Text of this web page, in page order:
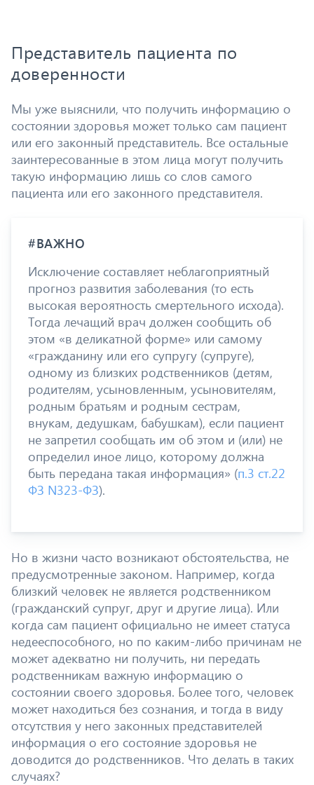
Представитель пациента по
доверенности
Мы уже выяснили, что получить информацию о
состоянии здоровья может только сам пациент
или его законный представитель. Все остальные
заинтересованные в этом лица могут получить
такую информацию лишь со слов самого
пациента или его законного представителя.
#ВАЖНО
Исключение составляет неблагоприятный
прогноз развития заболевания (то есть
высокая вероятность смертельного исхода).
Тогда лечащий врач должен сообщить об
этом «в деликатной форме» или самому
«гражданину или его супругу (супруге),
одному из близких родственников (детям,
родителям, усыновленным, усыновителям,
родным братьям и родным сестрам,
внукам, дедушкам, бабушкам), если пациент
не запретил сообщать им об этом и (или) не
определил иное лицо, которому должна
быть передана такая информация» (п.3 ст.22
ФЗ N323-ФЗ).
Но в жизни часто возникают обстоятельства, не
предусмотренные законом. Например, когда
близкий человек не является родственником
(гражданский супруг, друг и другие лица). Или
когда сам пациент официально не имеет статуса
недееспособного, но по каким-либо причинам не
может адекватно ни получить, ни передать
родственникам важную информацию о
состоянии своего здоровья. Более того, человек
может находиться без сознания, и тогда в виду
отсутствия у него законных представителей
информация о его состояние здоровья не
доводится до родственников. Что делать в таких
случаях?